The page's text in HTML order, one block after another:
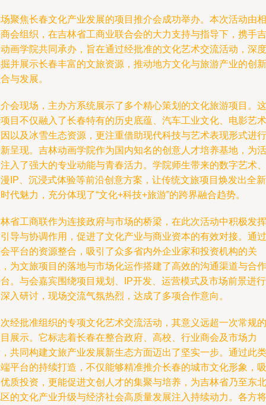
聚焦长春文化产业发展的项目推介会成功举办。本次活动由相
会组织，在吉林省工商业联合会的大力支持与指导下，携手吉
画学院共同承办，旨在通过经批准的文化艺术交流活动，深度
并展示长春丰富的文旅资源，推动地方文化与旅游产业的创新
与发展。
会现场，主办方系统展示了多个精心策划的文化旅游项目。这
目不仅融入了长春特有的历史底蕴、汽车工业文化、电影艺术
以及冰雪生态资源，更注重借助现代科技与艺术表现形式进行
呈现。吉林动画学院作为国内知名的创意人才培养基地，为活
入了强大的专业动能与青春活力。学院师生带来的数字艺术、
IP、沉浸式体验等前沿创意方案，让传统文旅项目焕发出全新
代魅力，充分体现了“文化+科技+旅游”的跨界融合趋势。
省工商联作为连接政府与市场的桥梁，在此次活动中积极发挥
导与协调作用，促进了文化产业与商业资本的有效对接。通过
平台的资源整合，吸引了众多省内外企业家和投资机构的关
为文旅项目的落地与市场化运作搭建了高效的沟通渠道与合作
。与会嘉宾围绕项目规划、IP开发、运营模式及市场前景进行
入研讨，现场交流气氛热烈，达成了多项合作意向。
经批准组织的专项文化艺术交流活动，其意义远超一次常规的
展示。它标志着长春在整合政府、高校、行业商会及市场力
共同构建文旅产业发展新生态方面迈出了坚实一步。通过此类
平台的持续打造，不仅能够精准推介长春的城市文化形象，吸
质投资，更能促进文创人才的集聚与培养，为吉林省乃至东北
的文化产业升级与经济社会高质量发展注入持续动力。各方将